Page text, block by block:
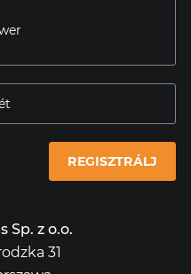
REGISZTRÁLJ
Sp. z o.o.
31